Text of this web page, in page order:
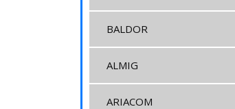
BALDOR
ALMIG
ARIACOM